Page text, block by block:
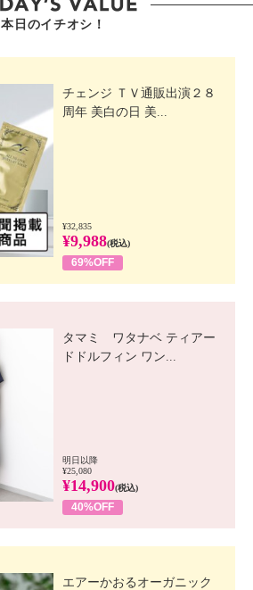
本日のイチオシ！
チェンジ ＴＶ通販出演２８
周年 美白の日 美...
¥32,835
¥9,988(税込)
69%OFF
タマミ ワタナベ ティアー
ドドルフィン ワン...
明日以降
¥25,080
¥14,900(税込)
40%OFF
エアーかおるオーガニック